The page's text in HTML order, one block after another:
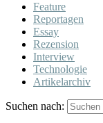
Feature
Reportagen
Essay
Rezension
Interview
Technologie
Artikelarchiv
Suchen nach: